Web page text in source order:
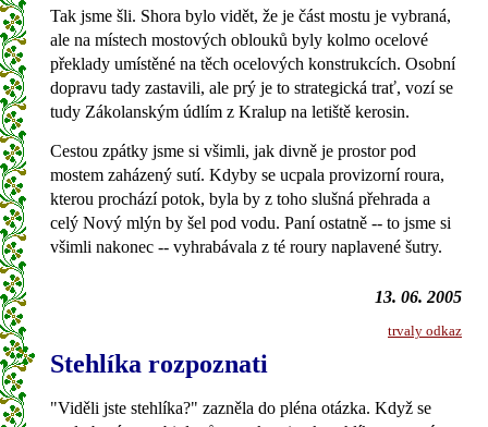
Tak jsme šli. Shora bylo vidět, že je část mostu je vybraná,
ale na místech mostových oblouků byly kolmo ocelové
překlady umístěné na těch ocelových konstrukcích. Osobní
dopravu tady zastavili, ale prý je to strategická trať, vozí se
tudy Zákolanským údlím z Kralup na letiště kerosin.
Cestou zpátky jsme si všimli, jak divně je prostor pod
mostem zaházený sutí. Kdyby se ucpala provizorní roura,
kterou prochází potok, byla by z toho slušná přehrada a
celý Nový mlýn by šel pod vodu. Paní ostatně -- to jsme si
všimli nakonec -- vyhrabávala z té roury naplavené šutry.
13. 06. 2005
trvaly odkaz
Stehlíka rozpoznati
"Viděli jste stehlíka?" zazněla do pléna otázka. Když se